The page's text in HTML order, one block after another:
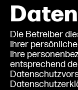
Die Betreiber
Ihrer
Ihre
entsprechend